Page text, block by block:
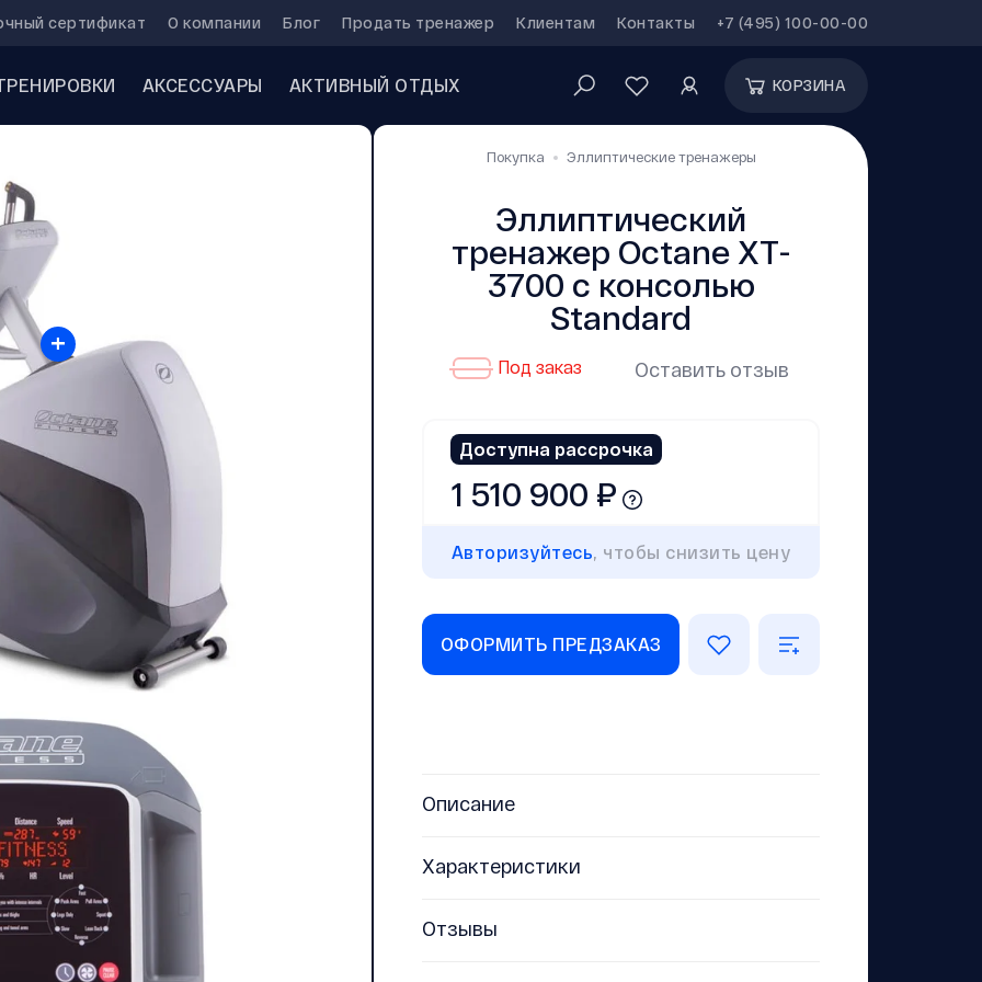
сертификат О компании Блог Продать тренажер Клиентам Контакты +7 (495) 100-00-00
АКСЕССУАРЫ АКТИВНЫЙ ОТДЫХ КОРЗИНА
+
Покупка Эллиптические тренажеры
Эллиптический
тренажер Octane XT-
3700 с консолью
Standard
Под заказ Оставить отзыв
Доступна рассрочка
1 510 900 ₽
Авторизуйтесь, чтобы снизить цену
ОФОРМИТЬ ПРЕДЗАКАЗ
Описание
Характеристики
Отзывы